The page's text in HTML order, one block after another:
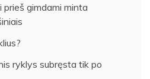
prieš gimdami minta
ryklys subręsta tik po